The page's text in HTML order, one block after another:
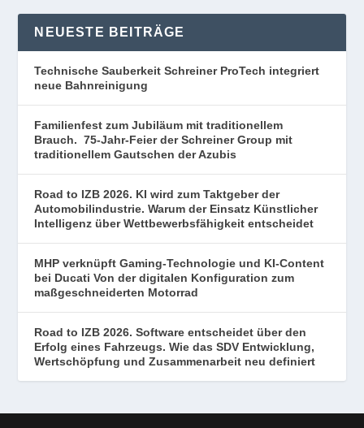
NEUESTE BEITRÄGE
Technische Sauberkeit Schreiner ProTech integriert
neue Bahnreinigung
Familienfest zum Jubiläum mit traditionellem
Brauch. 75-Jahr-Feier der Schreiner Group mit
traditionellem Gautschen der Azubis
Road to IZB 2026. KI wird zum Taktgeber der
Automobilindustrie. Warum der Einsatz Künstlicher
Intelligenz über Wettbewerbsfähigkeit entscheidet
MHP verknüpft Gaming-Technologie und KI-Content
bei Ducati Von der digitalen Konfiguration zum
maßgeschneiderten Motorrad
Road to IZB 2026. Software entscheidet über den
Erfolg eines Fahrzeugs. Wie das SDV Entwicklung,
Wertschöpfung und Zusammenarbeit neu definiert